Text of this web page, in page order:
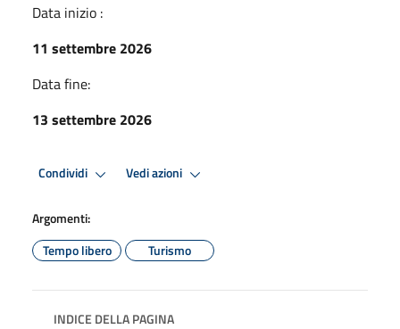
Data inizio :
11 settembre 2026
Data fine:
13 settembre 2026
Condividi Vedi azioni
Argomenti:
Tempo libero
Turismo
INDICE DELLA PAGINA